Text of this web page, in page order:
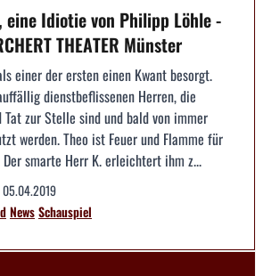
eine Idiotie von Philipp Löhle -
THEATER Münster
einer der ersten einen Kwant besorgt.
dienstbeflissenen Herren, die
zur Stelle sind und bald von immer
werden. Theo ist Feuer und Flamme für
Der smarte Herr K. erleichtert ihm z...
05.04.2019
NewsSchauspiel